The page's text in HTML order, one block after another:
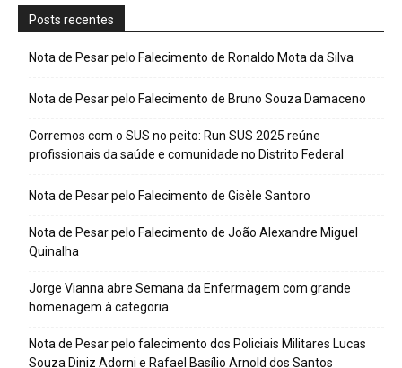
Posts recentes
Nota de Pesar pelo Falecimento de Ronaldo Mota da Silva
Nota de Pesar pelo Falecimento de Bruno Souza Damaceno
Corremos com o SUS no peito: Run SUS 2025 reúne
profissionais da saúde e comunidade no Distrito Federal
Nota de Pesar pelo Falecimento de Gisèle Santoro
Nota de Pesar pelo Falecimento de João Alexandre Miguel
Quinalha
Jorge Vianna abre Semana da Enfermagem com grande
homenagem à categoria
Nota de Pesar pelo falecimento dos Policiais Militares Lucas
Souza Diniz Adorni e Rafael Basílio Arnold dos Santos